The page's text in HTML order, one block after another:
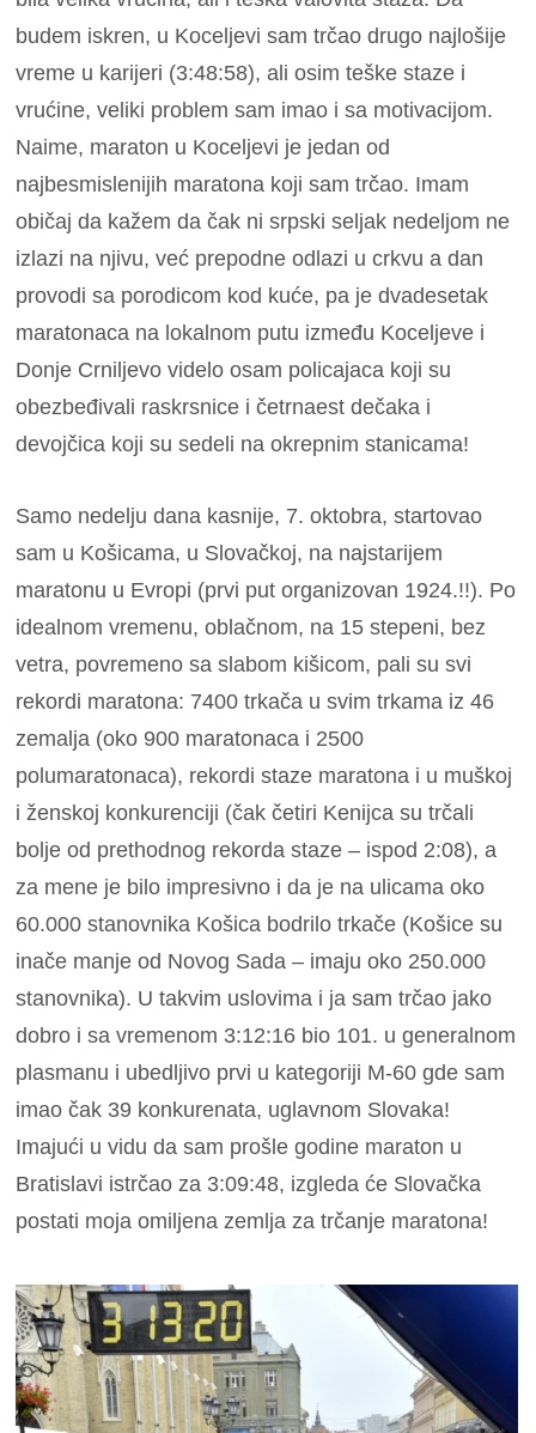
budem iskren, u Koceljevi sam trčao drugo najlošije
vreme u karijeri (3:48:58), ali osim teške staze i
vrućine, veliki problem sam imao i sa motivacijom.
Naime, maraton u Koceljevi je jedan od
najbesmislenijih maratona koji sam trčao. Imam
običaj da kažem da čak ni srpski seljak nedeljom ne
izlazi na njivu, već prepodne odlazi u crkvu a dan
provodi sa porodicom kod kuće, pa je dvadesetak
maratonaca na lokalnom putu između Koceljeve i
Donje Crniljevo videlo osam policajaca koji su
obezbeđivali raskrsnice i četrnaest dečaka i
devojčica koji su sedeli na okrepnim stanicama!
Samo nedelju dana kasnije, 7. oktobra, startovao
sam u Košicama, u Slovačkoj, na najstarijem
maratonu u Evropi (prvi put organizovan 1924.!!). Po
idealnom vremenu, oblačnom, na 15 stepeni, bez
vetra, povremeno sa slabom kišicom, pali su svi
rekordi maratona: 7400 trkača u svim trkama iz 46
zemalja (oko 900 maratonaca i 2500
polumaratonaca), rekordi staze maratona i u muškoj
i ženskoj konkurenciji (čak četiri Kenijca su trčali
bolje od prethodnog rekorda staze – ispod 2:08), a
za mene je bilo impresivno i da je na ulicama oko
60.000 stanovnika Košica bodrilo trkače (Košice su
inače manje od Novog Sada – imaju oko 250.000
stanovnika). U takvim uslovima i ja sam trčao jako
dobro i sa vremenom 3:12:16 bio 101. u generalnom
plasmanu i ubedljivo prvi u kategoriji M-60 gde sam
imao čak 39 konkurenata, uglavnom Slovaka!
Imajući u vidu da sam prošle godine maraton u
Bratislavi istrčao za 3:09:48, izgleda će Slovačka
postati moja omiljena zemlja za trčanje maratona!